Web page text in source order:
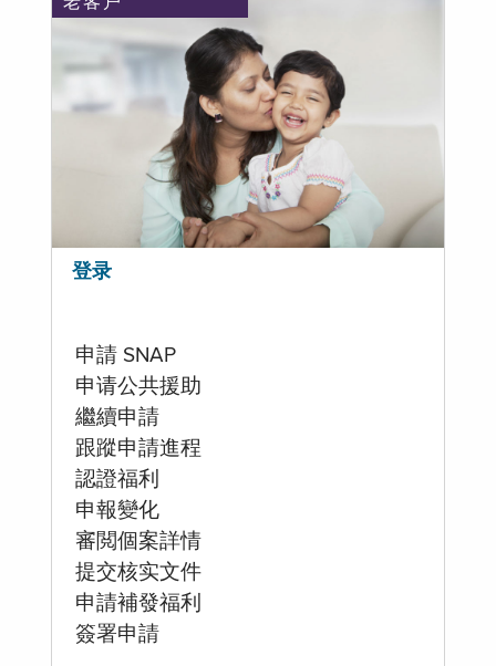
登录
申請 SNAP
申请公共援助
繼續申請
跟蹤申請進程
認證福利
申報變化
審閲個案詳情
提交核实文件
申請補發福利
簽署申請